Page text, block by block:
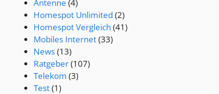
Antenne (4)
Homespot Unlimited (2)
Homespot Vergleich (41)
Mobiles Internet(33)
News(13)
Ratgeber(107)
Telekom (3)
Test(1)